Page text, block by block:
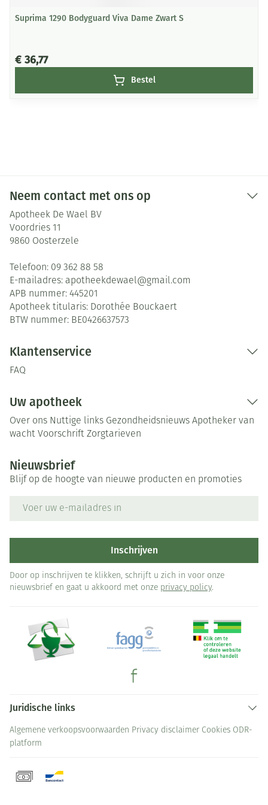
Suprima 1290 Bodyguard Viva Dame Zwart S
€ 36,77
Bestel
Neem contact met ons op
Apotheek De Wael BV
Voordries 11
9860 Oosterzele
Telefoon: 09 362 88 58
E-mailadres: apotheekdewael@gmail.com
APB nummer: 445201
Apotheek titularis: Dorothée Bouckaert
BTW nummer: BE0426637573
Klantenservice
FAQ
Uw apotheek
Over ons Nuttige links Gezondheidsnieuws Apotheker van
wacht Voorschrift Zorgtarieven
Nieuwsbrief
Blijf op de hoogte van nieuwe producten en promoties
Inschrijven
Door op inschrijven te klikken, schrijft u zich in voor onze
nieuwsbrief en gaat u akkoord met onze privacy policy.
Juridische links
Algemene verkoopsvoorwaarden Privacy disclaimer Cookies ODR-
platform